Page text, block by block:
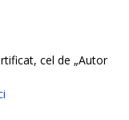
cel de „Autor